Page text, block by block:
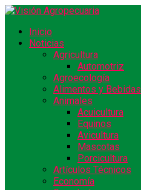
Inicio
Noticias
Agricultura
Automotriz
Agroecología
Alimentos y Bebidas
Animales
Acuicultura
Equinos
Avicultura
Mascotas
Porcicultura
Artículos Técnicos
Economía